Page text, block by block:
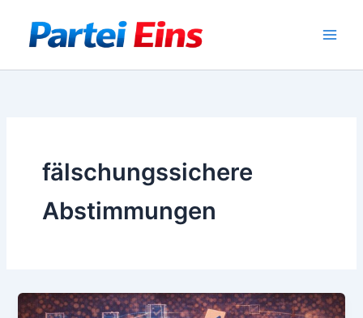
springen
fälschungssichere
Abstimmungen